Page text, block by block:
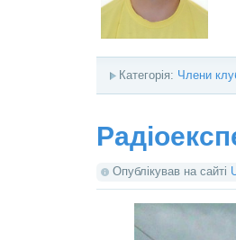
Категорія: Члени
Опублікував на сайті